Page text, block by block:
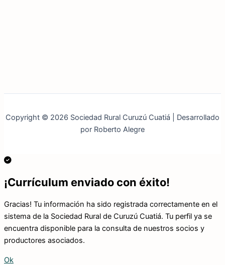
Copyright © 2026 Sociedad Rural Curuzú Cuatiá | Desarrollado
por Roberto Alegre
¡Currículum enviado con éxito!
Gracias! Tu información ha sido registrada correctamente en el
sistema de la Sociedad Rural de Curuzú Cuatiá. Tu perfil ya se
encuentra disponible para la consulta de nuestros socios y
productores asociados.
Ok